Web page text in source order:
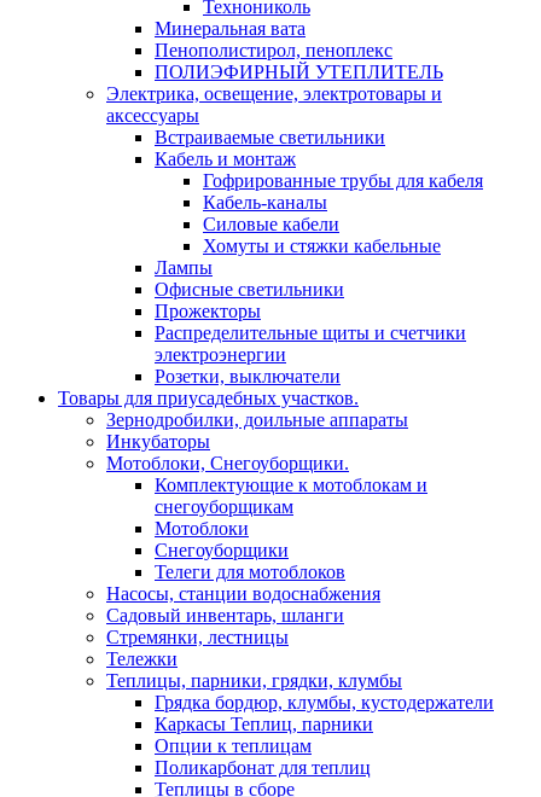
Технониколь
Минеральная вата
Пенополистирол, пеноплекс
ПОЛИЭФИРНЫЙ УТЕПЛИТЕЛЬ
Электрика, освещение, электротовары и
аксессуары
Встраиваемые светильники
Кабель и монтаж
Гофрированные трубы для кабеля
Кабель-каналы
Силовые кабели
Хомуты и стяжки кабельные
Лампы
Офисные светильники
Прожекторы
Распределительные щиты и счетчики
электроэнергии
Розетки, выключатели
Товары для приусадебных участков.
Зернодробилки, доильные аппараты
Инкубаторы
Мотоблоки, Снегоуборщики.
Комплектующие к мотоблокам и
снегоуборщикам
Мотоблоки
Снегоуборщики
Телеги для мотоблоков
Насосы, станции водоснабжения
Садовый инвентарь, шланги
Стремянки, лестницы
Тележки
Теплицы, парники, грядки, клумбы
Грядка бордюр, клумбы, кустодержатели
Каркасы Теплиц, парники
Опции к теплицам
Поликарбонат для теплиц
Теплицы в сборе